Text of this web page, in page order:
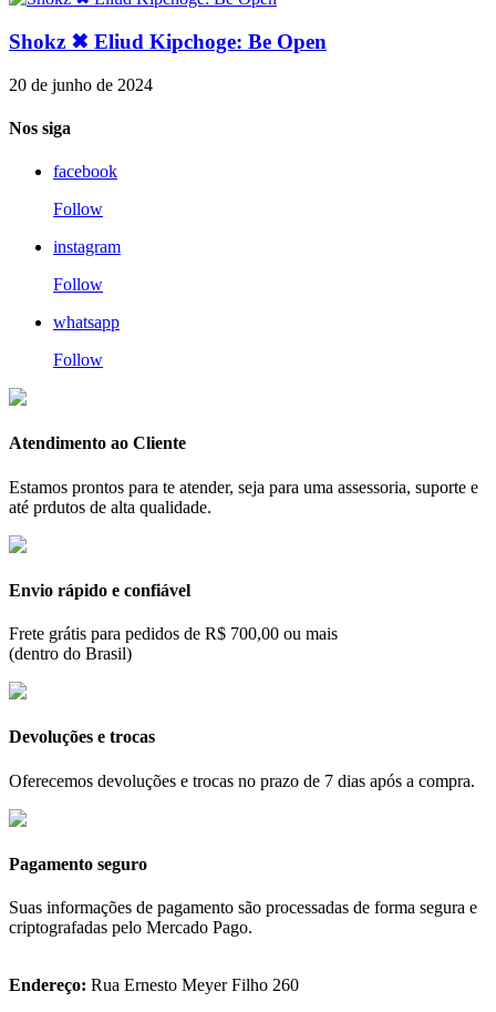
Shokz ✖ Eliud Kipchoge: Be Open
20 de junho de 2024
Nos siga
facebook
Follow
instagram
Follow
whatsapp
Follow
Atendimento ao Cliente
Estamos prontos para te atender, seja para uma assessoria, suporte e
até prdutos de alta qualidade.
Envio rápido e confiável
Frete grátis para pedidos de R$ 700,00 ou mais
(dentro do Brasil)
Devoluções e trocas
Oferecemos devoluções e trocas no prazo de 7 dias após a compra.
Pagamento seguro
Suas informações de pagamento são processadas de forma segura e
criptografadas pelo Mercado Pago.
Endereço: Rua Ernesto Meyer Filho 260